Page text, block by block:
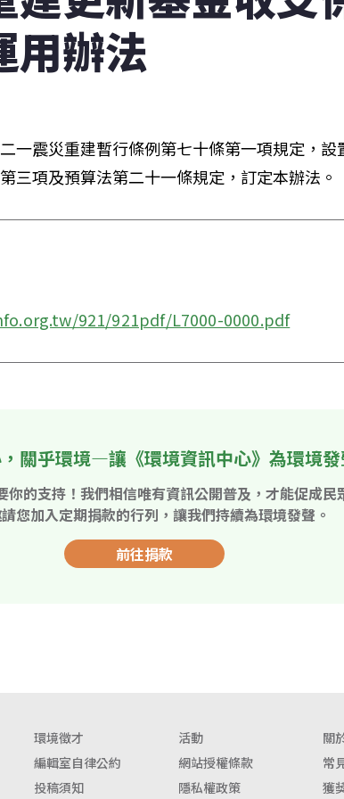
用辦法
一震災重建暫行條例第七十條第一項規定，設
三項及預算法第二十一條規定，訂定本辦法。
921/921pdf/L7000-0000.pdf
關乎環境—讓《環境資訊中心》為環境發
你的支持！我們相信唯有資訊公開普及，才能促成民
您加入定期捐款的行列，讓我們持續為環境發聲。
前往捐款
環境徵才 活動 關
編輯室自律公約
網站授權條款 常
投稿須知
隱私權政策 獲